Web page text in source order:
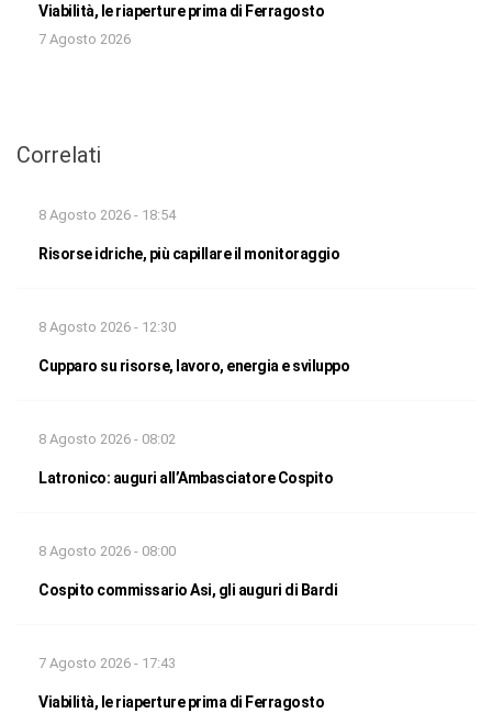
Viabilità, le riaperture prima di Ferragosto
7 Agosto 2026
Correlati
8 Agosto 2026 - 18:54
Risorse idriche, più capillare il monitoraggio
8 Agosto 2026 - 12:30
Cupparo su risorse, lavoro, energia e sviluppo
8 Agosto 2026 - 08:02
Latronico: auguri all’Ambasciatore Cospito
8 Agosto 2026 - 08:00
Cospito commissario Asi, gli auguri di Bardi
7 Agosto 2026 - 17:43
Viabilità, le riaperture prima di Ferragosto